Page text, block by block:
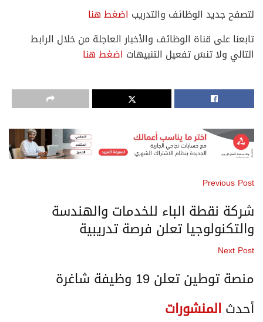
لتصفح جديد الوظائف والتدريباضغط هنا
تابعنا على قناة الوظائف والأخبار العاجلة من خلال الرابط
التالي ولا تنسَ تفعيل التنبيهاتاضغط هنا
Previous Post
شركة نقطة الباء للخدمات والهندسة
والتكنولوجيا تعلن فرصة تدريبية
Next Post
منصة توطين تعلن 19 وظيفة شاغرة
أحدثالمنشورات